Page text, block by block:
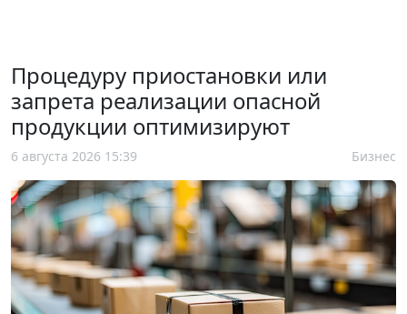
Процедуру приостановки или
запрета реализации опасной
продукции оптимизируют
6 августа 2026 15:39 Бизнес